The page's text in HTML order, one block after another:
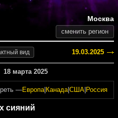
Москва
сменить регион
вид 19.03.2025
18 марта 2025
—Европа| Канада|США Россия
сияний